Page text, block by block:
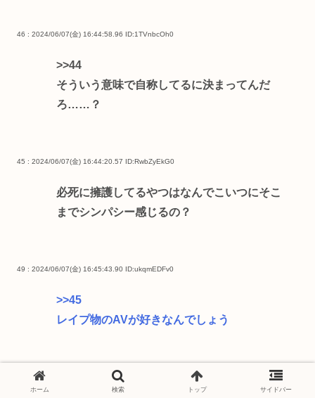
46 : 2024/06/07(金) 16:44:58.96 ID:1TVnbcOh0
>>44
そういう意味で自称してるに決まってんだ
ろ……？
45 : 2024/06/07(金) 16:44:20.57 ID:RwbZyEkG0
必死に擁護してるやつはなんでこいつにそこ
までシンパシー感じるの？
49 : 2024/06/07(金) 16:45:43.90 ID:ukqmEDFv0
>>45
レイプ物のAVが好きなんでしょう
52 : 2024/06/07(金) 16:47:29.56
ホーム 検索 トップ サイドバー